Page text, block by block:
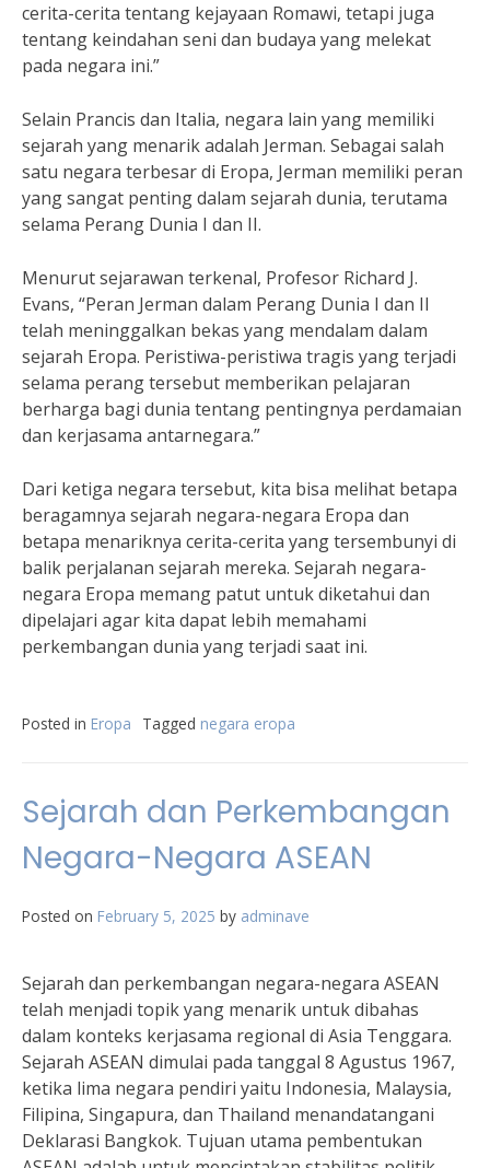
cerita-cerita tentang kejayaan Romawi, tetapi juga
tentang keindahan seni dan budaya yang melekat
pada negara ini.”
Selain Prancis dan Italia, negara lain yang memiliki
sejarah yang menarik adalah Jerman. Sebagai salah
satu negara terbesar di Eropa, Jerman memiliki peran
yang sangat penting dalam sejarah dunia, terutama
selama Perang Dunia I dan II.
Menurut sejarawan terkenal, Profesor Richard J.
Evans, “Peran Jerman dalam Perang Dunia I dan II
telah meninggalkan bekas yang mendalam dalam
sejarah Eropa. Peristiwa-peristiwa tragis yang terjadi
selama perang tersebut memberikan pelajaran
berharga bagi dunia tentang pentingnya perdamaian
dan kerjasama antarnegara.”
Dari ketiga negara tersebut, kita bisa melihat betapa
beragamnya sejarah negara-negara Eropa dan
betapa menariknya cerita-cerita yang tersembunyi di
balik perjalanan sejarah mereka. Sejarah negara-
negara Eropa memang patut untuk diketahui dan
dipelajari agar kita dapat lebih memahami
perkembangan dunia yang terjadi saat ini.
Posted in Eropa Tagged negara eropa
Sejarah dan Perkembangan
Negara-Negara ASEAN
Posted on February 5, 2025 by adminave
Sejarah dan perkembangan negara-negara ASEAN
telah menjadi topik yang menarik untuk dibahas
dalam konteks kerjasama regional di Asia Tenggara.
Sejarah ASEAN dimulai pada tanggal 8 Agustus 1967,
ketika lima negara pendiri yaitu Indonesia, Malaysia,
Filipina, Singapura, dan Thailand menandatangani
Deklarasi Bangkok. Tujuan utama pembentukan